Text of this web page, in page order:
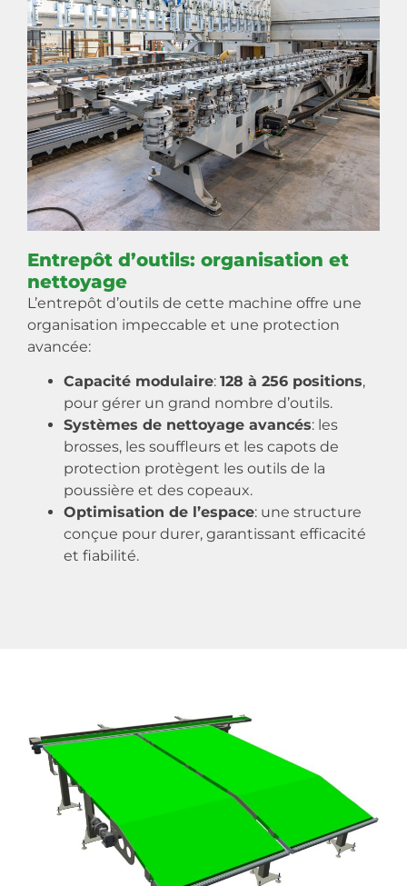
Entrepôt d’outils: organisation et
nettoyage
L’entrepôt d’outils de cette machine offre une
organisation impeccable et une protection
avancée:
Capacité modulaire: 128 à 256 positions,
pour gérer un grand nombre d’outils.
Systèmes de nettoyage avancés: les
brosses, les souffleurs et les capots de
protection protègent les outils de la
poussière et des copeaux.
Optimisation de l’espace: une structure
conçue pour durer, garantissant efficacité
et fiabilité.